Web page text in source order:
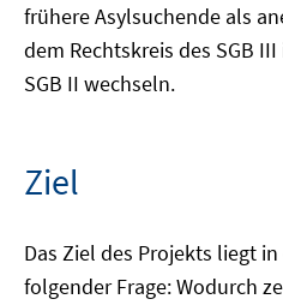
frühere Asylsuchende als
dem Rechtskreis des SGB
SGB II wechseln.
Ziel
Das Ziel des Projekts liegt
folgender Frage: Wodurch